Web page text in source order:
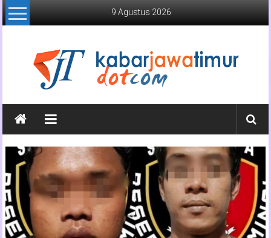
Lompat
ke
9 Agustus 2026
Kabar
Jawa
Timur
Media
Online
Jawa
Timur